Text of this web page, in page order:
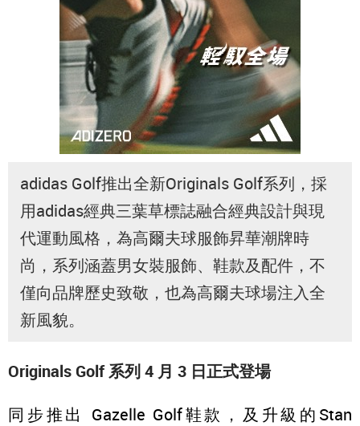
adidas Golf推出全新Originals Golf系列，採
用adidas經典三葉草標誌融合經典設計與現
代運動風格，為高爾夫球服飾昇華潮牌時
尚，系列涵蓋男女裝服飾、鞋款及配件，不
僅向品牌歷史致敬，也為高爾夫球場注入全
新風貌。
Originals Golf 系列 4 月 3 日正式登場
同步推出 Gazelle Golf鞋款，及升級的Stan